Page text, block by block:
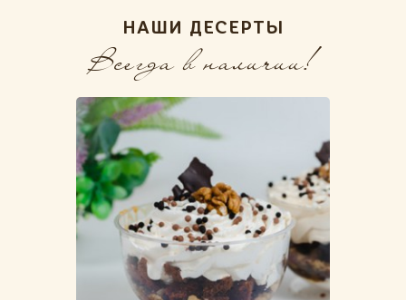
НАШИ ДЕСЕРТЫ
Всегда в наличии!